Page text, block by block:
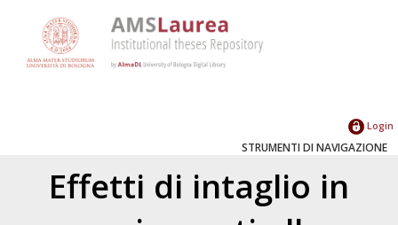
Login
STRUMENTI DI NAVIGAZIONE
Effetti di intaglio in